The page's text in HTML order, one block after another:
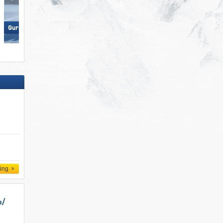
Gurgl – Obergurgl-Hochgurgl
Wildkogel – Neukirchen/​